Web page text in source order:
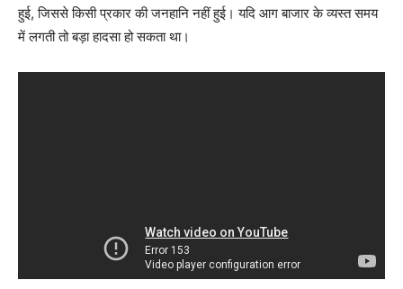
हुई, जिससे किसी प्रकार की जनहानि नहीं हुई। यदि आग बाजार के व्यस्त समय
में लगती तो बड़ा हादसा हो सकता था।